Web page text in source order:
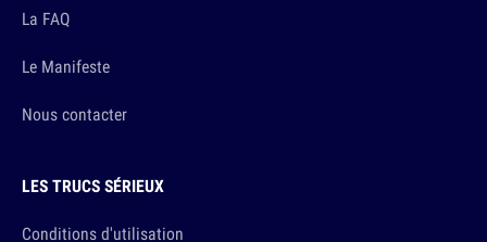
La FAQ
Le Manifeste
Nous contacter
LES TRUCS SÉRIEUX
Conditions d'utilisation